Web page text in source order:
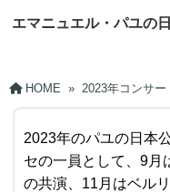
エマニュエル・パユの
HOME » 2023年コンサー
2023年のパユの日本
セの一員として、9月
の共演、11月はベル